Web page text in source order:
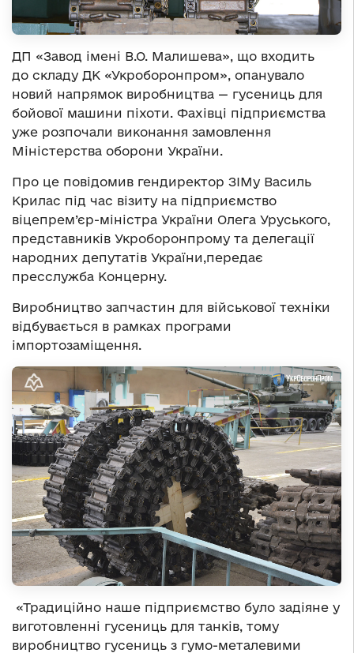
ДП «Завод імені В.О. Малишева», що входить
до складу ДК «Укроборонпром», опанувало
новий напрямок виробництва — гусениць для
бойової машини піхоти. Фахівці підприємства
уже розпочали виконання замовлення
Міністерства оборони України.
Про це повідомив гендиректор ЗІМу Василь
Крилас під час візиту на підприємство
віцепрем’єр-міністра України Олега Уруського,
представників Укроборонпрому та делегації
народних депутатів України,передає
пресслужба Концерну.
Виробництво запчастин для військової техніки
відбувається в рамках програми
імпортозаміщення.
«Традиційно наше підприємство було задіяне у
виготовленні гусениць для танків, тому
виробництво гусениць з гумо-металевими